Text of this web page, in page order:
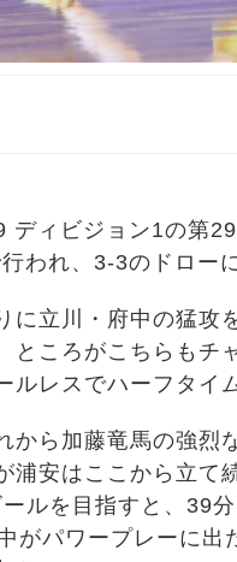
ィビジョン1の第
われ、3-3のドロー
立川・府中の猛攻
ころがこちらもチ
レスでハーフタイ
ら加藤竜馬の強烈
安はここから立て
ルを目指すと、39
がパワープレーに出